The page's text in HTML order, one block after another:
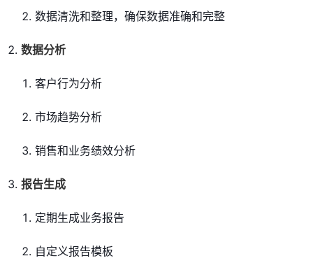
数据清洗和整理，确保数据准确和完整
数据分析
客户行为分析
市场趋势分析
销售和业务绩效分析
报告生成
定期生成业务报告
自定义报告模板